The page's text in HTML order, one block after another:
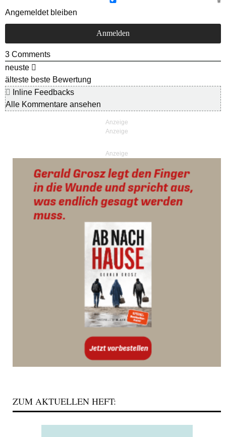
Angemeldet bleiben
3 Comments
neuste
älteste beste Bewertung
Inline Feedbacks
Alle Kommentare ansehen
Anzeige
ZUM AKTUELLEN HEFT: